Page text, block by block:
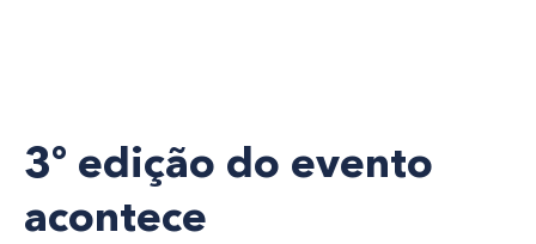
3º edição do evento
acontece